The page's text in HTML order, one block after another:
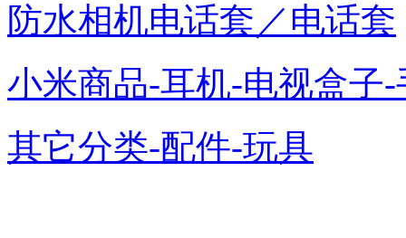
防水相机电话套／电话套
小米商品-耳机-电视盒子-
其它分类-配件-玩具